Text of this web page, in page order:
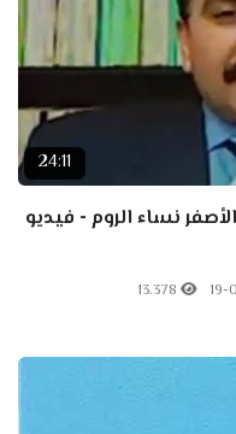
24:11
نساء الروم - فيديو
19-
13.378